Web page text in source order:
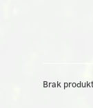
Brak